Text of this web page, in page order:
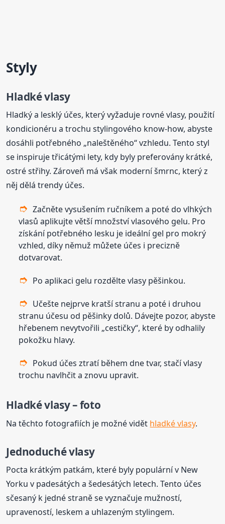
Styly
Hladké vlasy
Hladký a lesklý účes, který vyžaduje rovné vlasy, použití
kondicionéru a trochu stylingového know-how, abyste
dosáhli potřebného „naleštěného“ vzhledu. Tento styl
se inspiruje třicátými lety, kdy byly preferovány krátké,
ostré střihy. Zároveň má však moderní šmrnc, který z
něj dělá trendy účes.
Začněte vysušením ručníkem a poté do vlhkých
vlasů aplikujte větší množství vlasového gelu. Pro
získání potřebného lesku je ideální gel pro mokrý
vzhled, díky němuž můžete účes i precizně
dotvarovat.
Po aplikaci gelu rozdělte vlasy pěšinkou.
Učešte nejprve kratší stranu a poté i druhou
stranu účesu od pěšinky dolů. Dávejte pozor, abyste
hřebenem nevytvořili „cestičky“, které by odhalily
pokožku hlavy.
Pokud účes ztratí během dne tvar, stačí vlasy
trochu navlhčit a znovu upravit.
Hladké vlasy – foto
Na těchto fotografiích je možné vidět hladké vlasy.
Jednoduché vlasy
Pocta krátkým patkám, které byly populární v New
Yorku v padesátých a šedesátých letech. Tento účes
sčesaný k jedné straně se vyznačuje mužností,
upraveností, leskem a uhlazeným stylingem.